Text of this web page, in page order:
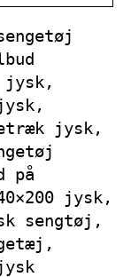
jysk,
jysk,
på
jysk,
sengtøj,